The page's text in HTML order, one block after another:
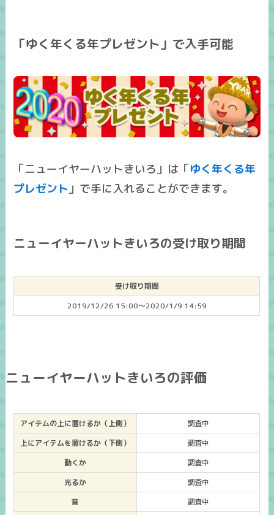
「ゆく年くる年プレゼント」で入手可能
「ニューイヤーハットきいろ」は「ゆく年くる年
プレゼント」で手に入れることができます。
ニューイヤーハットきいろの受け取り期間
受け取り期間
2019/12/26 15:00～2020/1/9 14:59
ニューイヤーハットきいろの評価
アイテムの上に置けるか（上側）
調査中
上にアイテムを置けるか（下側）
調査中
動くか
調査中
光るか
調査中
音
調査中